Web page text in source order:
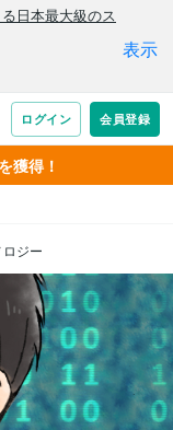
獲得！
ジー